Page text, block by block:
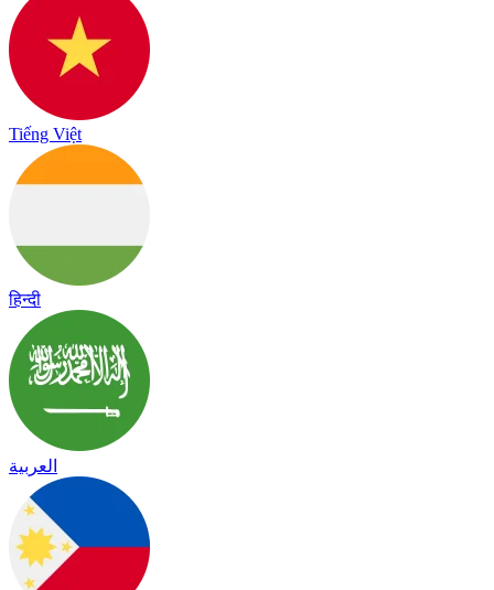
Tiếng Việt
हिन्दी
العربية